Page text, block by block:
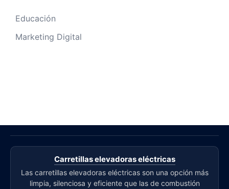
Educación
Marketing Digital
Carretillas elevadoras eléctricas
Las carretillas elevadoras eléctricas son una opción más
limpia, silenciosa y eficiente que las de combustión